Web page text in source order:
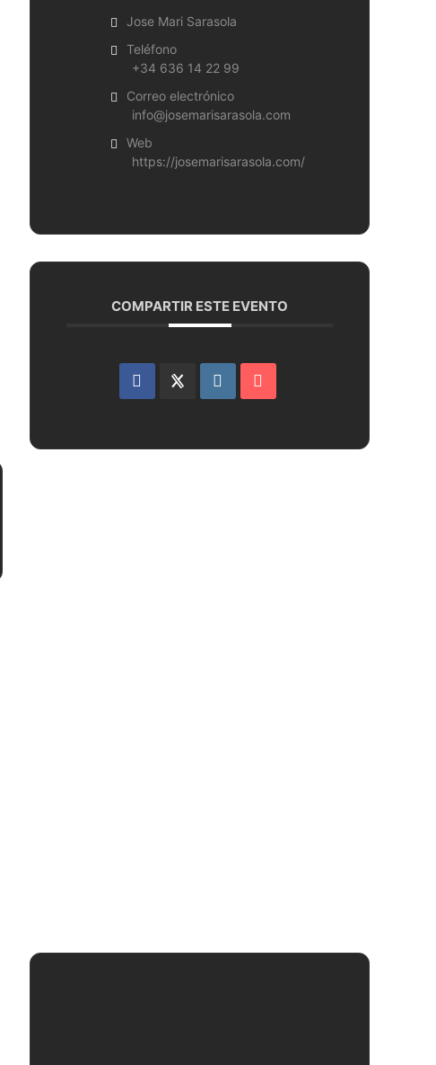
Jose Mari Sarasola
Teléfono
+34 636 14 22 99
Correo electrónico
info@josemarisarasola.com
Web
https://josemarisarasola.com/
COMPARTIR ESTE EVENTO